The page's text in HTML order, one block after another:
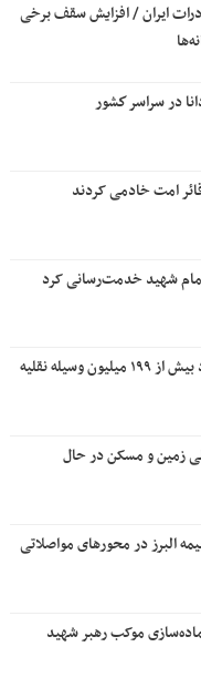
ایران / افزایش سقف برخی
در سراسر كشور
امت خادمی کردند
شهید خدمت‌رسانی کرد
در سه ماهه امسال رقم خورد تردد بیش از ۱۹۹ میلیون وسیله نقلیه
سازمان ملی زمین و مسکن در حال
البرز در محورهای مواصلاتی
موکب رهبر شهید